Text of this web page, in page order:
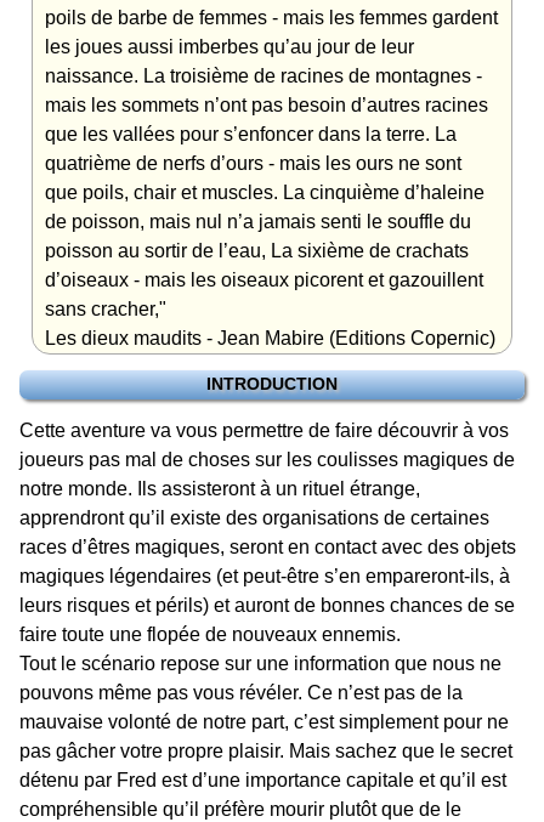
poils de barbe de femmes - mais les femmes gardent
les joues aussi imberbes qu’au jour de leur
naissance. La troisième de racines de montagnes -
mais les sommets n’ont pas besoin d’autres racines
que les vallées pour s’enfoncer dans la terre. La
quatrième de nerfs d’ours - mais les ours ne sont
que poils, chair et muscles. La cinquième d’haleine
de poisson, mais nul n’a jamais senti le souffle du
poisson au sortir de l’eau, La sixième de crachats
d’oiseaux - mais les oiseaux picorent et gazouillent
sans cracher,"
Les dieux maudits - Jean Mabire (Editions Copernic)
INTRODUCTION
Cette aventure va vous permettre de faire découvrir à vos
joueurs pas mal de choses sur les coulisses magiques de
notre monde. Ils assisteront à un rituel étrange,
apprendront qu’il existe des organisations de certaines
races d’êtres magiques, seront en contact avec des objets
magiques légendaires (et peut-être s’en empareront-ils, à
leurs risques et périls) et auront de bonnes chances de se
faire toute une flopée de nouveaux ennemis.
Tout le scénario repose sur une information que nous ne
pouvons même pas vous révéler. Ce n’est pas de la
mauvaise volonté de notre part, c’est simplement pour ne
pas gâcher votre propre plaisir. Mais sachez que le secret
détenu par Fred est d’une importance capitale et qu’il est
compréhensible qu’il préfère mourir plutôt que de le